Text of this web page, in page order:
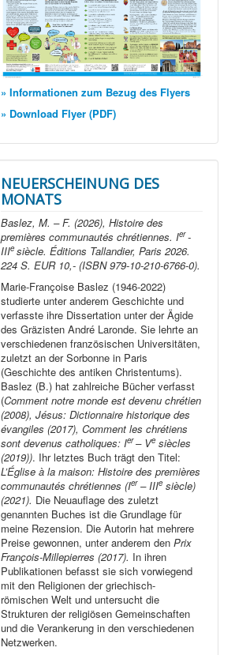
» Informationen zum Bezug des Flyers
» Download Flyer (PDF)
NEUERSCHEINUNG DES
MONATS
Baslez, M. – F. (2026), Histoire des
premières communautés chrétiennes. Ier-
IIIe siècle. Éditions Tallandier, Paris 2026.
224 S. EUR 10,- (ISBN 979-10-210-6766-0).
Marie-Françoise Baslez (1946-2022)
studierte unter anderem Geschichte und
verfasste ihre Dissertation unter der Ägide
des Gräzisten André Laronde. Sie lehrte an
verschiedenen französischen Universitäten,
zuletzt an der Sorbonne in Paris
(Geschichte des antiken Christentums).
Baslez (B.) hat zahlreiche Bücher verfasst
(Comment notre monde est devenu chrétien
(2008), Jésus: Dictionnaire historique des
évangiles (2017), Comment les chrétiens
sont devenus catholiques: Ier– Ve siècles
(2019)). Ihr letztes Buch trägt den Titel:
L’Église à la maison: Histoire des premières
communautés chrétiennes (Ier– IIIe siècle)
(2021). Die Neuauflage des zuletzt
genannten Buches ist die Grundlage für
meine Rezension. Die Autorin hat mehrere
Preise gewonnen, unter anderem denPrix
François-Millepierres (2017). In ihren
Publikationen befasst sie sich vorwiegend
mit den Religionen der griechisch-
römischen Welt und untersucht die
Strukturen der religiösen Gemeinschaften
und die Verankerung in den verschiedenen
Netzwerken.